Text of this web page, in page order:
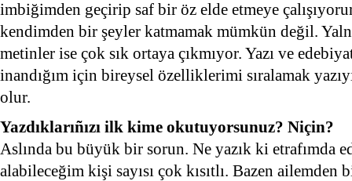
imbiğimden geçirip saf bir öz elde etmeye
kendimden bir şeyler katmamak mümkün değil.
metinler ise çok sık ortaya çıkmıyor. Yazı ve
inandığım için bireysel özelliklerimi sıralamak
olur.
Yazdıklarıñızı ilk kime okutuyorsunuz? Niçin?
Aslında bu büyük bir sorun. Ne yazık ki etrafımda
alabileceğim kişi sayısı çok kısıtlı. Bazen